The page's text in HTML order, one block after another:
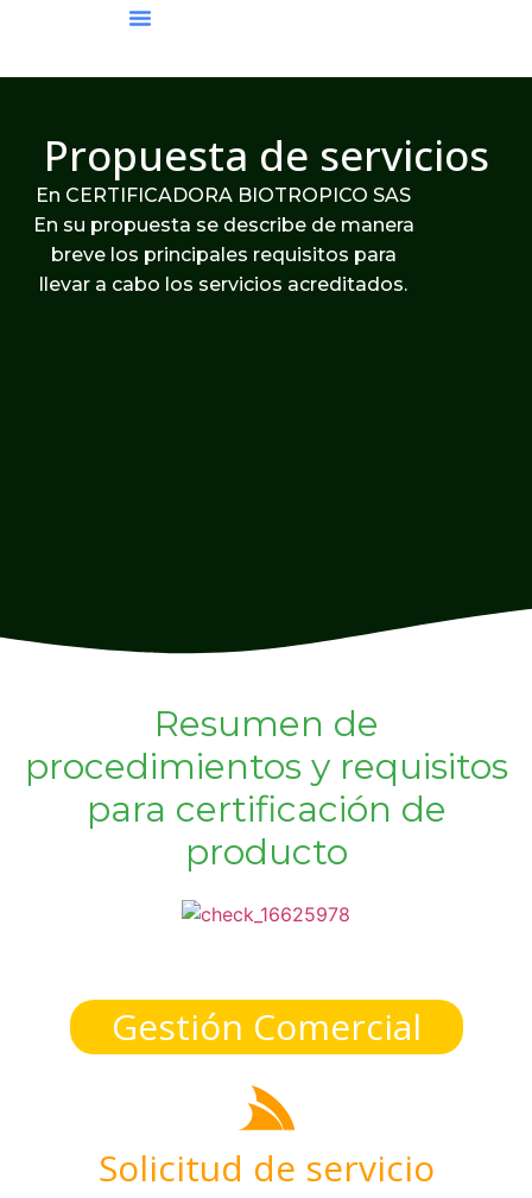
Propuesta de servicios
En CERTIFICADORA BIOTROPICO SAS
En su propuesta se describe de manera
breve los principales requisitos para
llevar a cabo los servicios acreditados.
Resumen de
procedimientos y requisitos
para certificación de
producto
Gestión Comercial
Solicitud de servicio